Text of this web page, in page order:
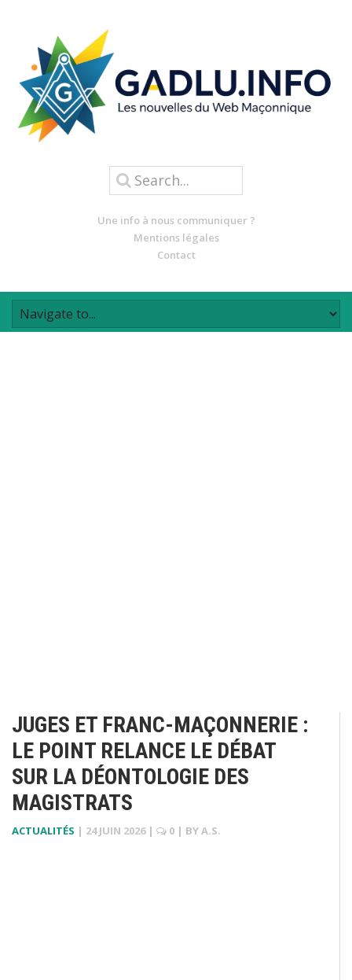
Une info à nous communiquer ?
Mentions légales
Contact
JUGES ET FRANC-MAÇONNERIE :
LE POINT RELANCE LE DÉBAT
SUR LA DÉONTOLOGIE DES
MAGISTRATS
ACTUALITÉS | 24 JUIN 2026 | 0 | BYA.S.